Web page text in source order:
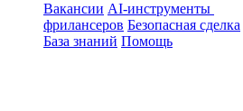
Вакансии AI-инструменты
фрилансеров Безопасная сделка
База знаний Помощь